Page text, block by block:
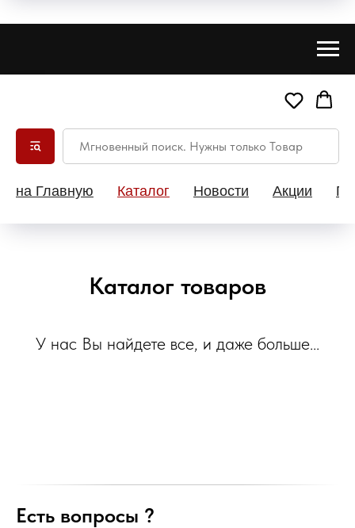
на Главную Каталог Новости Акции
Каталог товаров
У нас Вы найдете все, и даже больше...
Есть вопросы ?